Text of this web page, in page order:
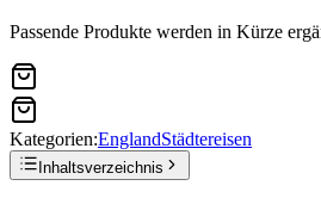
Passende Produkte werden in Kürze
Kategorien:EnglandStädtereisen
Inhaltsverzeichnis